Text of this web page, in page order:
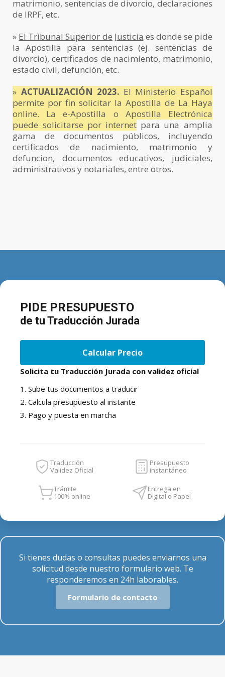
matrimonio, sentencias de divorcio, declaraciones
de IRPF, etc.
» El Tribunal Superior de Justicia es donde se pide
la Apostilla para sentencias (ej. sentencias de
divorcio), certificados de nacimiento, matrimonio,
estado civil, defunción, etc.
» ACTUALIZACIÓN 2023. El Ministerio Español
permite por fin solicitar la Apostilla de La Haya
online. La e-Apostilla o Apostilla Electrónica
puede solicitarse por internet para una amplia
gama de documentos públicos, incluyendo
certificados de nacimiento, matrimonio y
defuncion, documentos educativos, judiciales,
administrativos y notariales, entre otros.
PIDE PRESUPUESTO
de tu Traducción Jurada
Calcular Precio
Solicita tu Traducción Jurada con validez oficial
1. Sube tus documentos a traducir
2. Calcula presupuesto al instante
3. Pago y puesta en marcha
Traducción
Validez Oficial
Presupuesto
instantáneo
Trámite
100% online
Entrega en
Digital o Papel
Si tienes dudas o consultas puedes enviarnos una
solicitud desde nuestro formulario web. Te
responderemos en 24h laborables.
Formulario de contacto